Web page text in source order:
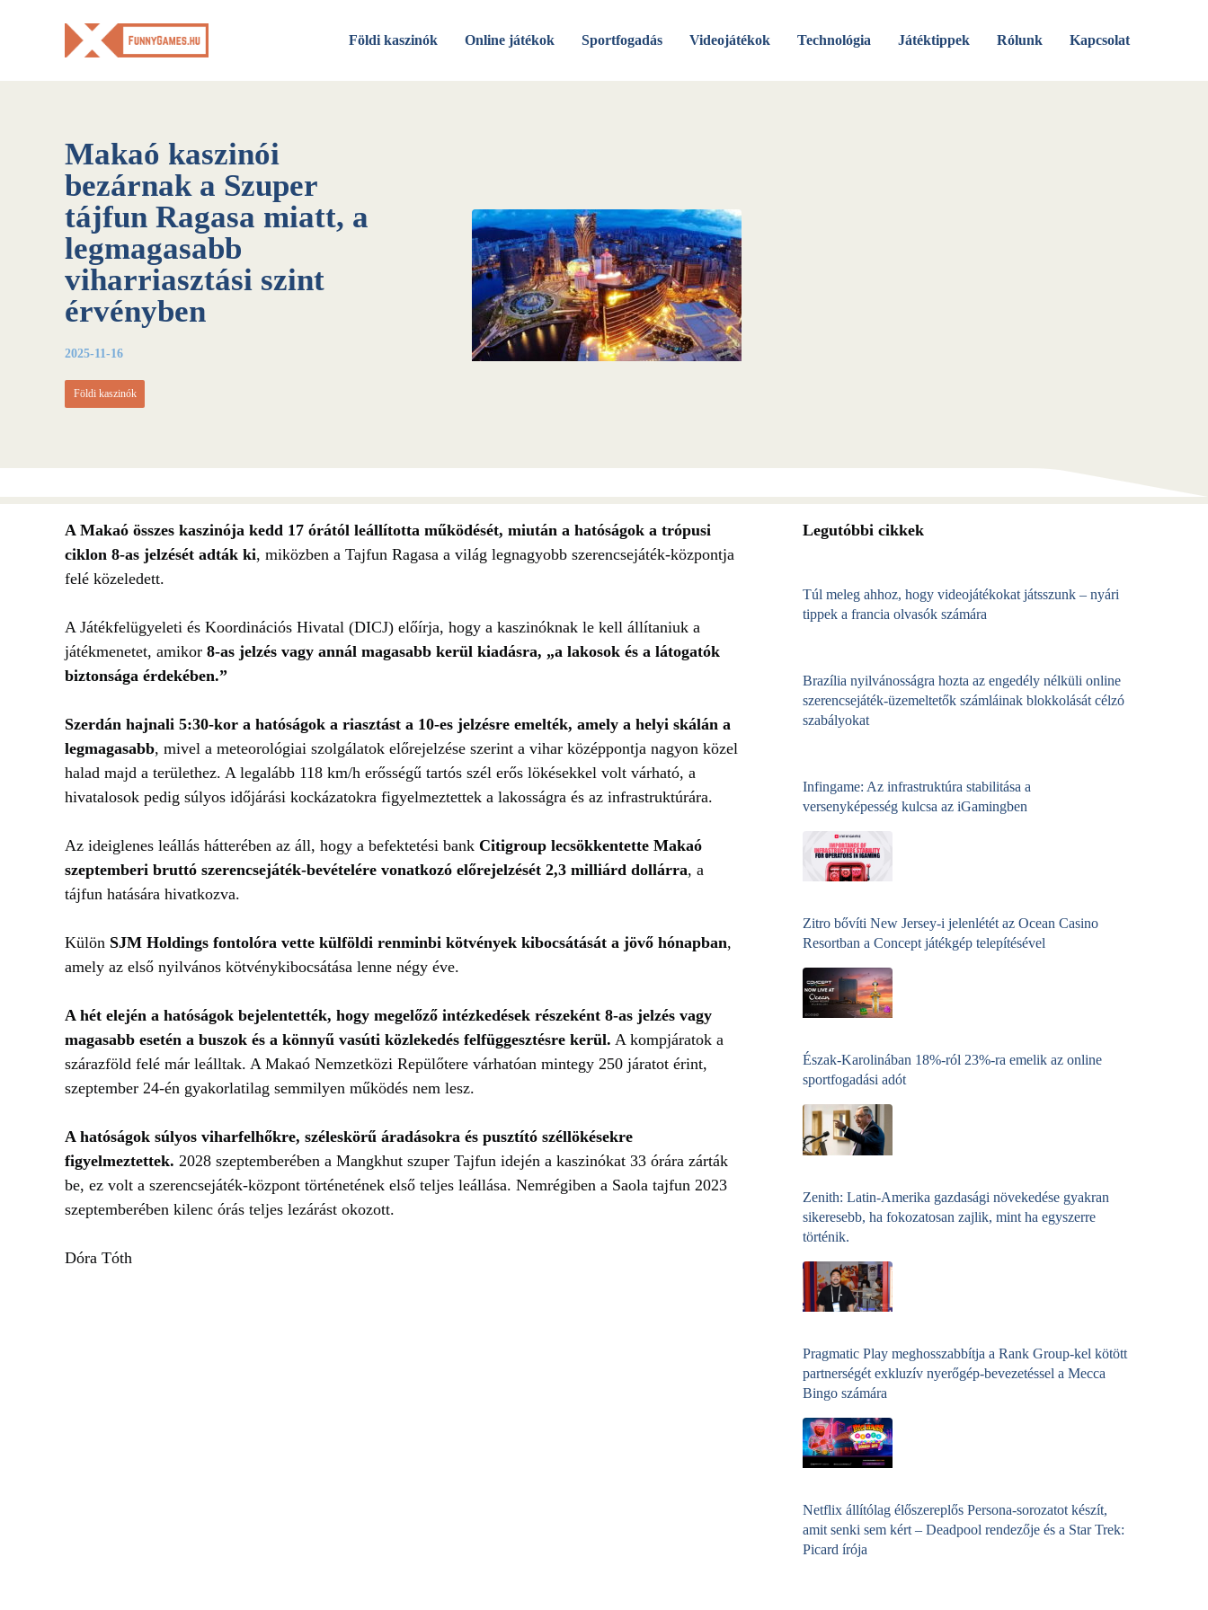
Földi kaszinók Online játékok Sportfogadás Videojátékok Technológia Játéktippek Rólunk Kapcsolat
Makaó kaszinói
bezárnak a Szuper
tájfun Ragasa miatt, a
legmagasabb
viharriasztási szint
érvényben
2025-11-16
Földi kaszinók
A Makaó összes kaszinója kedd 17 órától leállította működését, miután a hatóságok a trópusi
ciklon 8-as jelzését adták ki, miközben a Tajfun Ragasa a világ legnagyobb szerencsejáték-központja
felé közeledett.
A Játékfelügyeleti és Koordinációs Hivatal (DICJ) előírja, hogy a kaszinóknak le kell állítaniuk a
játékmenetet, amikor 8-as jelzés vagy annál magasabb kerül kiadásra, „a lakosok és a látogatók
biztonsága érdekében.”
Szerdán hajnali 5:30-kor a hatóságok a riasztást a 10-es jelzésre emelték, amely a helyi skálán a
legmagasabb, mivel a meteorológiai szolgálatok előrejelzése szerint a vihar középpontja nagyon közel
halad majd a területhez. A legalább 118 km/h erősségű tartós szél erős lökésekkel volt várható, a
hivatalosok pedig súlyos időjárási kockázatokra figyelmeztettek a lakosságra és az infrastruktúrára.
Az ideiglenes leállás hátterében az áll, hogy a befektetési bank Citigroup lecsökkentette Makaó
szeptemberi bruttó szerencsejáték-bevételére vonatkozó előrejelzését 2,3 milliárd dollárra, a
tájfun hatására hivatkozva.
Külön SJM Holdings fontolóra vette külföldi renminbi kötvények kibocsátását a jövő hónapban,
amely az első nyilvános kötvénykibocsátása lenne négy éve.
A hét elején a hatóságok bejelentették, hogy megelőző intézkedések részeként 8-as jelzés vagy
magasabb esetén a buszok és a könnyű vasúti közlekedés felfüggesztésre kerül. A kompjáratok a
szárazföld felé már leálltak. A Makaó Nemzetközi Repülőtere várhatóan mintegy 250 járatot érint,
szeptember 24-én gyakorlatilag semmilyen működés nem lesz.
A hatóságok súlyos viharfelhőkre, széleskörű áradásokra és pusztító széllökésekre
figyelmeztettek. 2028 szeptemberében a Mangkhut szuper Tajfun idején a kaszinókat 33 órára zárták
be, ez volt a szerencsejáték-központ történetének első teljes leállása. Nemrégiben a Saola tajfun 2023
szeptemberében kilenc órás teljes lezárást okozott.
Dóra Tóth
Legutóbbi cikkek
Túl meleg ahhoz, hogy videojátékokat játsszunk – nyári
tippek a francia olvasók számára
Brazília nyilvánosságra hozta az engedély nélküli online
szerencsejáték‑üzemeltetők számláinak blokkolását célzó
szabályokat
Infingame: Az infrastruktúra stabilitása a
versenyképesség kulcsa az iGamingben
Zitro bővíti New Jersey-i jelenlétét az Ocean Casino
Resortban a Concept játékgép telepítésével
Észak-Karolinában 18%-ról 23%-ra emelik az online
sportfogadási adót
Zenith: Latin-Amerika gazdasági növekedése gyakran
sikeresebb, ha fokozatosan zajlik, mint ha egyszerre
történik.
Pragmatic Play meghosszabbítja a Rank Group-kel kötött
partnerségét exkluzív nyerőgép-bevezetéssel a Mecca
Bingo számára
Netflix állítólag élőszereplős Persona-sorozatot készít,
amit senki sem kért – Deadpool rendezője és a Star Trek:
Picard írója